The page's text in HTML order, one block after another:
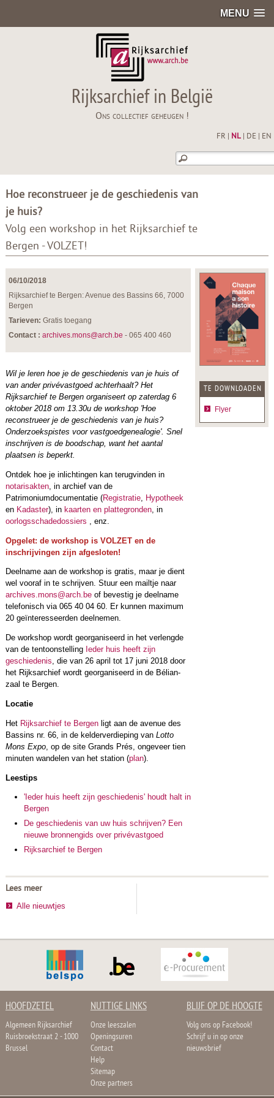
MENU
Rijksarchief in België
Ons collectief geheugen !
FR NL| DE EN
Hoe reconstrueer je de geschiedenis van
je huis?
Volg een workshop in het Rijksarchief te
Bergen - VOLZET!
06/10/2018
Rijksarchief te Bergen: Avenue des Bassins 66, 7000
Bergen
Tarieven: Gratis toegang
Contact : archives.mons@arch.be - 065 400 460
Wil je leren hoe je de geschiedenis van je huis of
van ander privévastgoed achterhaalt? Het
Rijksarchief te Bergen organiseert op zaterdag 6
oktober 2018 om 13.30u de workshop 'Hoe
reconstrueer je de geschiedenis van je huis?
Onderzoekspistes voor vastgoedgenealogie'. Snel
inschrijven is de boodschap, want het aantal
plaatsen is beperkt.
Ontdek hoe je inlichtingen kan terugvinden in
notarisakten, in archief van de
Patrimoniumdocumentatie (Registratie,
Hypotheek
en Kadaster), in kaarten en plattegronden, in
oorlogsschadedossiers , enz.
Opgelet: de workshop is VOLZET en de
inschrijvingen zijn afgesloten!
Deelname aan de workshop is gratis, maar je dient
wel vooraf in te schrijven. Stuur een mailtje naar
archives.mons@arch.beof bevestig je deelname
telefonisch via 065 40 04 60. Er kunnen maximum
20 geïnteresseerden deelnemen.
De workshop wordt georganiseerd in het verlengde
van de tentoonstelling Ieder huis heeft zijn
geschiedenis, die van 26 april tot 17 juni 2018 door
het Rijksarchief wordt georganiseerd in de Bélian-
zaal te Bergen.
Locatie
Het Rijksarchief te Bergenligt aan de avenue des
Bassins nr. 66, in de kelderverdieping van Lotto
Mons Expo, op de site Grands Prés, ongeveer tien
minuten wandelen van het station (plan).
Leestips
'Ieder huis heeft zijn geschiedenis' houdt halt in
Bergen
De geschiedenis van uw huis schrijven? Een
nieuwe bronnengids over privévastgoed
Rijksarchief te Bergen
TE DOWNLOADEN
Flyer
Lees meer
Alle nieuwtjes
HOOFDZETEL
Algemeen Rijksarchief
Ruisbroekstraat 2 - 1000
Brussel
NUTTIGE LINKS
Onze leeszalen
Openingsuren
Contact
Help
Sitemap
Onze partners
BLIJF OP DE HOOGTE
Volg ons op Facebook!
Schrijf u in op onze
nieuwsbrief